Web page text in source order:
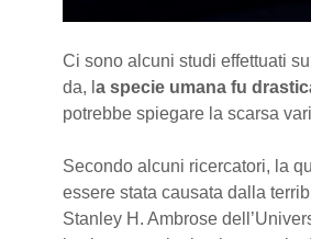
Ci sono alcuni studi effettuati
da, l a specie umana fu
potrebbe spiegare la scarsa
Secondo alcuni ricercatori, la
essere stata causata dalla
Stanley H. Ambrose